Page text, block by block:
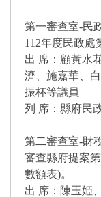
第一審查室-民
112年度民政處
出 席：顧黃水
濟、施嘉華、
振杯等議員
列 席：縣府民
第二審查室-財
審查縣府提案
數額表)。
出 席：陳玉姫